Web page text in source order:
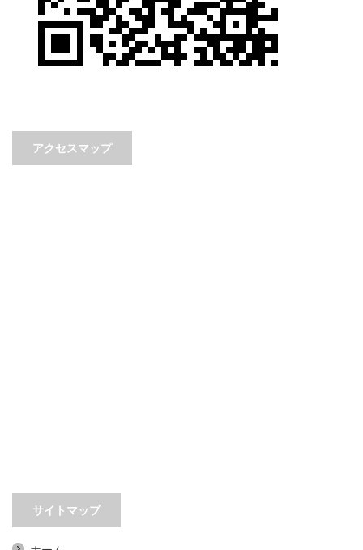
アクセスマップ
サイトマップ